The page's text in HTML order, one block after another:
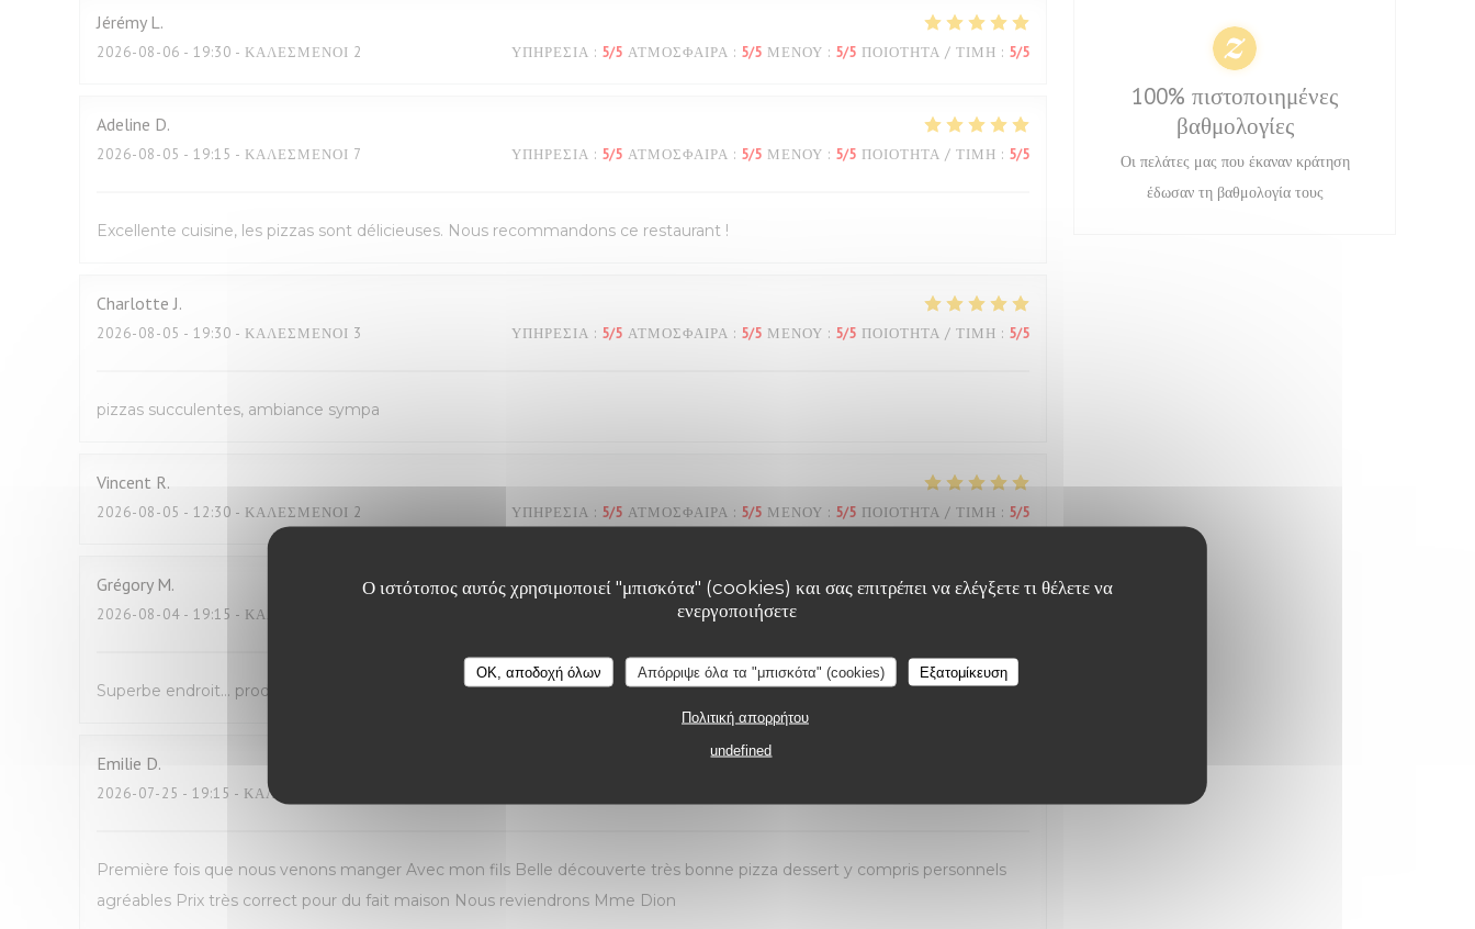
Ο ιστότοπος αυτός χρησιμοποιεί "μπισκότα" (cookies) και σας επιτρέπει να ελέγξετε τι θέλετε να
ενεργοποιήσετε
OK, αποδοχή όλων Απόρριψε όλα τα "μπισκότα" (cookies) Εξατομίκευση
Πολιτική απορρήτου
undefined
Jérémy L
2026-08-06 - 19:30 - ΚΑΛΕΣΜΈΝΟΙ 2 ΥΠΗΡΕΣΊΑ : 5/5 ΑΤΜΌΣΦΑΙΡΑ : 5/5 ΜΕΝΟΎ : 5/5 ΠΟΙΌΤΗΤΑ / ΤΙΜΉ : 5/5
Adeline D
2026-08-05 - 19:15 - ΚΑΛΕΣΜΈΝΟΙ 7 ΥΠΗΡΕΣΊΑ : 5/5 ΑΤΜΌΣΦΑΙΡΑ : 5/5 ΜΕΝΟΎ : 5/5 ΠΟΙΌΤΗΤΑ / ΤΙΜΉ : 5/5
Excellente cuisine, les pizzas sont délicieuses. Nous recommandons ce restaurant !
Charlotte J
2026-08-05 - 19:30 - ΚΑΛΕΣΜΈΝΟΙ 3 ΥΠΗΡΕΣΊΑ : 5/5 ΑΤΜΌΣΦΑΙΡΑ : 5/5 ΜΕΝΟΎ : 5/5 ΠΟΙΌΤΗΤΑ / ΤΙΜΉ : 5/5
pizzas succulentes, ambiance sympa
Vincent R
2026-08-05 - 12:30 - ΚΑΛΕΣΜΈΝΟΙ 2 ΥΠΗΡΕΣΊΑ : 5/5 ΑΤΜΌΣΦΑΙΡΑ : 5/5 ΜΕΝΟΎ : 5/5 ΠΟΙΌΤΗΤΑ / ΤΙΜΉ : 5/5
Grégory M
2026-08-04 - 19:15 - ΚΑΛΕΣΜΈΝΟΙ 4 ΑΤΜΌΣΦΑΙΡΑ: 5/5 ΜΕΝΟΎ
Superbe endroit… produit d’excellente qualité , copieux… service agréable… tout est parfait!
Emilie D
2026-07-25 - 19:15 - ΚΑΛΕΣΜΈΝΟΙ 2
Première fois que nous venons manger Avec mon fils Belle découverte très bonne pizza dessert y compris personnels
agréables Prix très correct pour du fait maison Nous reviendrons Mme Dion
100% πιστοποιημένες
βαθμολογίες
Οι πελάτες μας που έκαναν κράτηση
έδωσαν τη βαθμολογία τους